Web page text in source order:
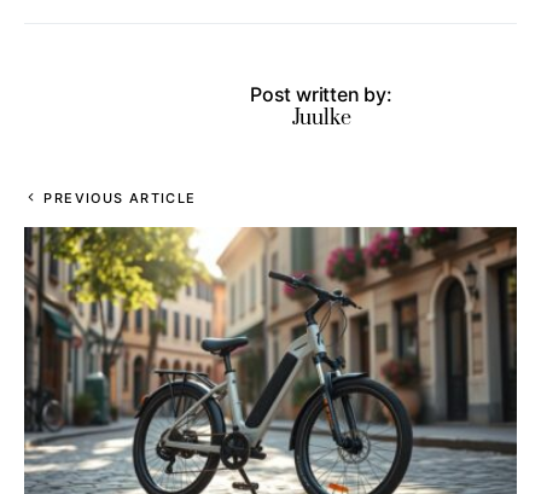
Post written by:
Juulke
PREVIOUS ARTICLE